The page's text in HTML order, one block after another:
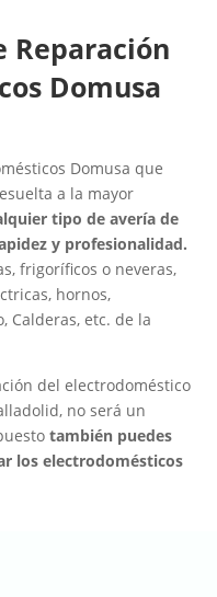
Reparación
Domusa
Domusa que
a la mayor
tipo de avería de
y profesionalidad.
frigoríficos o neveras,
hornos,
Calderas, etc. de la
del electrodoméstico
no será un
también puedes
los electrodomésticos